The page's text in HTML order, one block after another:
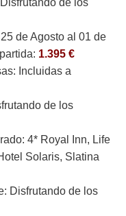
de Agosto al 01 de
1.395 €
Incluidas a
4* Royal Inn, Life
Solaris, Slatina